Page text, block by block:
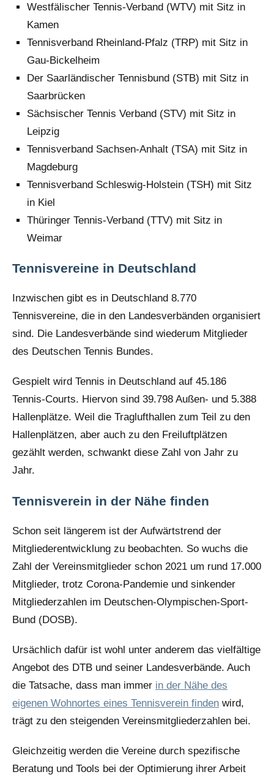
Westfälischer Tennis-Verband (WTV) mit Sitz in
Kamen
Tennisverband Rheinland-Pfalz (TRP) mit Sitz in
Gau-Bickelheim
Der Saarländischer Tennisbund (STB) mit Sitz in
Saarbrücken
Sächsischer Tennis Verband (STV) mit Sitz in
Leipzig
Tennisverband Sachsen-Anhalt (TSA) mit Sitz in
Magdeburg
Tennisverband Schleswig-Holstein (TSH) mit Sitz
in Kiel
Thüringer Tennis-Verband (TTV) mit Sitz in
Weimar
Tennisvereine in Deutschland
Inzwischen gibt es in Deutschland 8.770
Tennisvereine, die in den Landesverbänden organisiert
sind. Die Landesverbände sind wiederum Mitglieder
des Deutschen Tennis Bundes.
Gespielt wird Tennis in Deutschland auf 45.186
Tennis-Courts. Hiervon sind 39.798 Außen- und 5.388
Hallenplätze. Weil die Traglufthallen zum Teil zu den
Hallenplätzen, aber auch zu den Freiluftplätzen
gezählt werden, schwankt diese Zahl von Jahr zu
Jahr.
Tennisverein in der Nähe finden
Schon seit längerem ist der Aufwärtstrend der
Mitgliederentwicklung zu beobachten. So wuchs die
Zahl der Vereinsmitglieder schon 2021 um rund 17.000
Mitglieder, trotz Corona-Pandemie und sinkender
Mitgliederzahlen im Deutschen-Olympischen-Sport-
Bund (DOSB).
Ursächlich dafür ist wohl unter anderem das vielfältige
Angebot des DTB und seiner Landesverbände. Auch
die Tatsache, dass man immer in der Nähe des
eigenen Wohnortes eines Tennisverein finden wird,
trägt zu den steigenden Vereinsmitgliederzahlen bei.
Gleichzeitig werden die Vereine durch spezifische
Beratung und Tools bei der Optimierung ihrer Arbeit